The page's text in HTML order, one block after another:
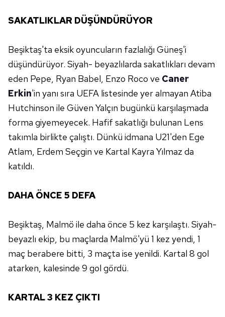
SAKATLIKLAR DÜŞÜNDÜRÜYOR
Beşiktaş'ta eksik oyuncuların fazlalığı Güneş'i
düşündürüyor. Siyah- beyazlılarda sakatlıkları devam
eden Pepe, Ryan Babel, Enzo Roco ve Caner
Erkin'in yanı sıra UEFA listesinde yer almayan Atiba
Hutchinson ile Güven Yalçın bugünkü karşılaşmada
forma giyemeyecek. Hafif sakatlığı bulunan Lens
takımla birlikte çalıştı. Dünkü idmana U21'den Ege
Atlam, Erdem Seçgin ve Kartal Kayra Yılmaz da
katıldı.
DAHA ÖNCE 5 DEFA
Beşiktaş, Malmö ile daha önce 5 kez karşılaştı. Siyah-
beyazlı ekip, bu maçlarda Malmö'yü 1 kez yendi, 1
maç berabere bitti, 3 maçta ise yenildi. Kartal 8 gol
atarken, kalesinde 9 gol gördü.
KARTAL 3 KEZ ÇIKTI